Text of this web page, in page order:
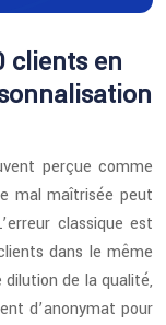
clients en
perçue comme
mal maîtrisée peut
classique est
dans le même
de la qualité,
d’anonymat pour